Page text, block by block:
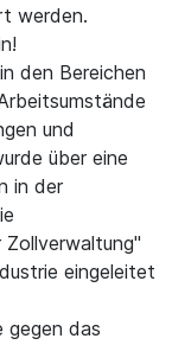
werden.
den Bereichen
und
über eine
in der
eingeleitet
gegen das